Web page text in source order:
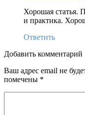
Хорошая статья.
и практика.
Ответить
Добавить комментарий
Ваш адрес email не
помечены *